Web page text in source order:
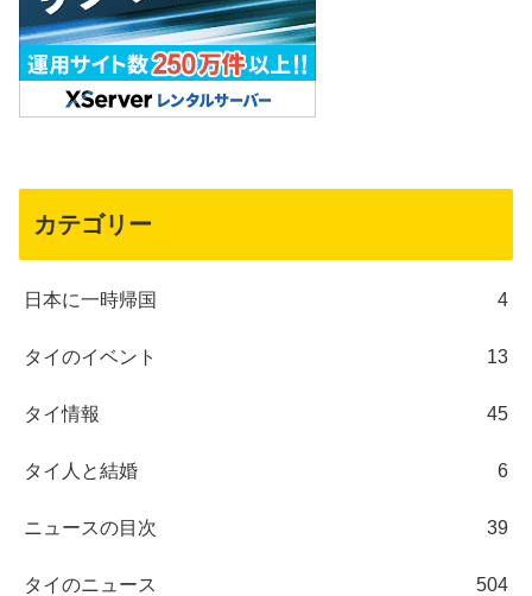
カテゴリー
日本に一時帰国 4
タイのイベント 13
タイ情報 45
タイ人と結婚 6
ニュースの目次 39
タイのニュース 504